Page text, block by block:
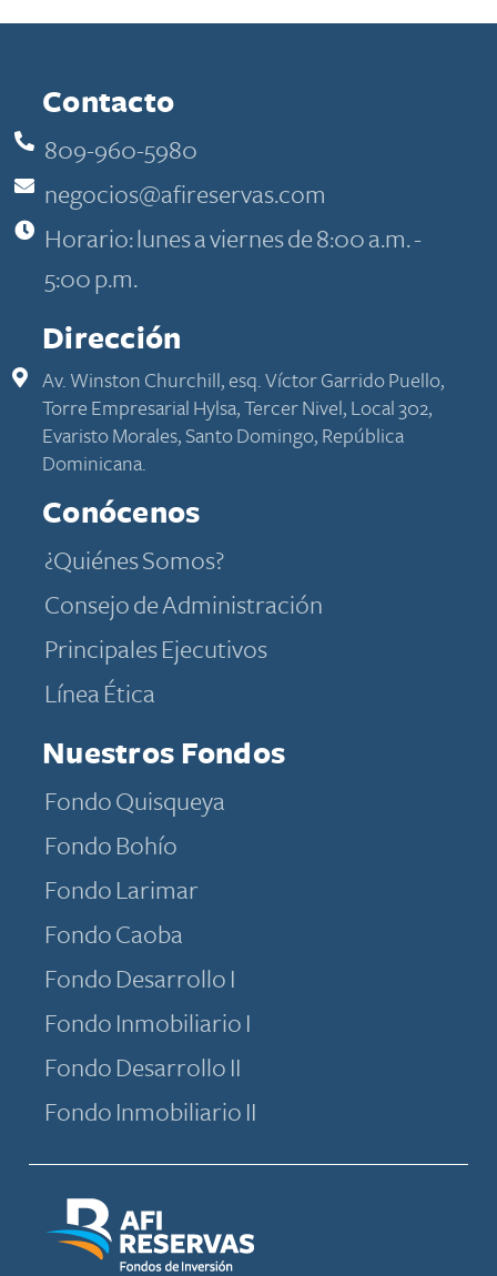
Contacto
809-960-5980
negocios@afireservas.com
Horario: lunes a viernes de 8:00 a.m. -
5:00 p.m.
Dirección
Av. Winston Churchill, esq. Víctor Garrido Puello,
Torre Empresarial Hylsa, Tercer Nivel, Local 302,
Evaristo Morales, Santo Domingo, República
Dominicana.
Conócenos
​​​​​​¿Quiénes​ Somos​?​​​​​
Consejo de Administración
Principales Ejecutivos
​​​​​​​​​​​​​​​​​​​​​​​​​​​​​Línea Ética
Nuestros Fondos
Fondo Quisqueya
Fondo Bohío
Fondo Larimar
Fondo Caoba
Fondo Desarrollo I
Fondo Inmobiliario I
Fondo Desarrollo II
Fondo Inmobiliario II